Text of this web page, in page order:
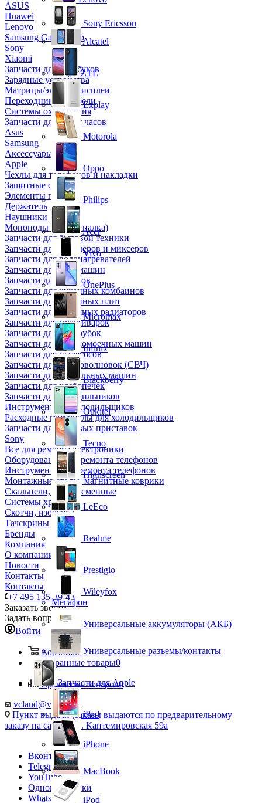
ASUS
Huawei
Lenovo
Samsung Galaxy Tab
Sony
Xiaomi
Запчасти для ноутбуков
Зарядные устройства
Матрицы/экраны/дисплеи
Переходники и кабели
Системы охлаждения
Запчасти для смарт часов
Asus
Samsung
Аксессуары
Apple
Чехлы для телефонов и накладки
Защитные стекла
Элементы питания
Держатель
Наушники
Моноподы (Селфи палка)
Запчасти для бытовой техники
Запчасти для блендеров и миксеров
Запчасти для водонагревателей
Запчасти для кофемашин
Запчасти для кулеров
Запчасти для кухонных комбаинов
Запчасти для кухонных плит
Запчасти для масляных радиаторов
Запчасти для мультиварок
Запчасти для мясорубок
Запчасти для посудомоечных машин
Запчасти для пылесосов
Запчасти для микроволновок (СВЧ)
Запчасти для стиральных машин
Запчасти для хлебопечек
Запчасти для холодильников
Инструмент для холодильщиков
Расходные материалы для холодильщиков
Запчасти для игровых приставок
Sony
Все для ремонта электроники
Оборудование для ремонта телефонов
Инструменты для ремонта телефонов
Монтажные столы, магнитные коврики
Скальпели, лезвия сменные
Системы хранения
Скотчи, изолента
Тачскрины
Бренды
Компания
О компании
Новости
Контакты
Контакты
+7 495 135-39-43
Заказать звонок
Задать вопрос
Войти
Корзина0
Избранные товары0
Сравнение товаров0
vcland@vcland.ru
Пункт выдачи (заказы выдаются по предварительному
заказу на сайте), ул. Кантемировская 59а
Вконтакте
Telegram
YouTube
Одноклассники
WhatsApp
Sony Ericsson
Alcatel
ZTE
Explay
Motorola
Oppo
Philips
Acer
Vivo
OnePlus
Micromax
Infinix
Blackberry
Oukitel
Tecno
Highscreen
LeEco
Realme
Prestigio
Wileyfox
Мегафон
Универсальные аккумуляторы (АКБ)
Универсальные разъемы/контакты
Запчасти для Apple
iPad
iPhone
MacBook
iPod